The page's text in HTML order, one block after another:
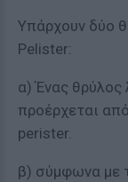
Υπάρχουν δύο
Pelister:
α) Ένας θρύλος
προέρχεται
perister.
β) σύμφωνα με